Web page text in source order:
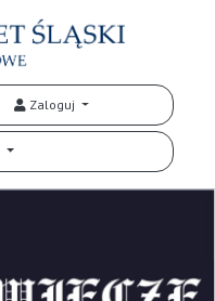
Zaloguj